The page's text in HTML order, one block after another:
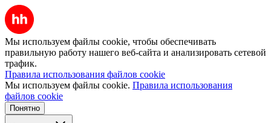
Мы используем файлы cookie, чтобы обеспечивать
правильную работу нашего веб-сайта и анализировать сетевой
трафик.
Правила использования файлов cookie
Мы используем файлы cookie. Правила использования
файлов cookie
Понятно